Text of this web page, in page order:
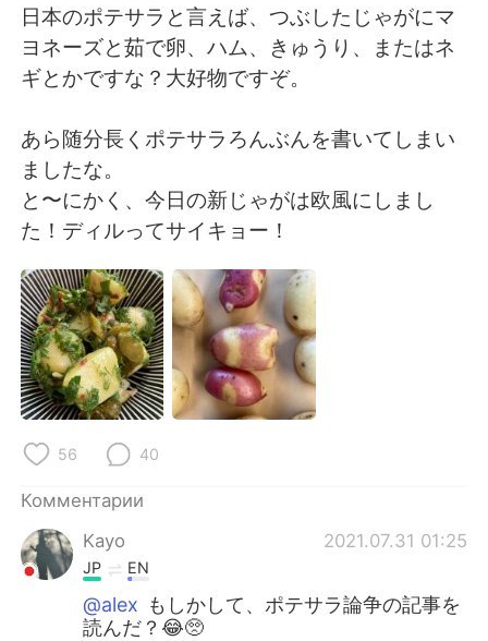
Português
日本のポテサラと言えば、つぶしたじゃがにマ
ヨネーズと茹で卵、ハム、きゅうり、またはネ
ギとかですな？大好物ですぞ。
あら随分長くポテサラろんぶんを書いてしまい
ましたな。
と〜にかく、今日の新じゃがは欧風にしまし
た！ディルってサイキョー！
56 40
Комментарии
Kayo
2021.07.31 01:25
JP EN
@alex もしかして、ポテサラ論争の記事を
読んだ？😂🥺